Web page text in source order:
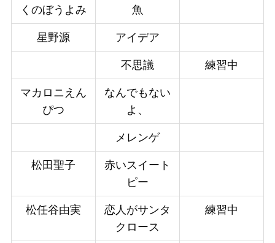
くのぼうよみ
魚
星野源 アイデア
不思議 練習中
マカロニえん
ぴつ
なんでもない
よ、
メレンゲ
松田聖子
赤いスイート
ピー
松任谷由実
恋人がサンタ
クロース
練習中